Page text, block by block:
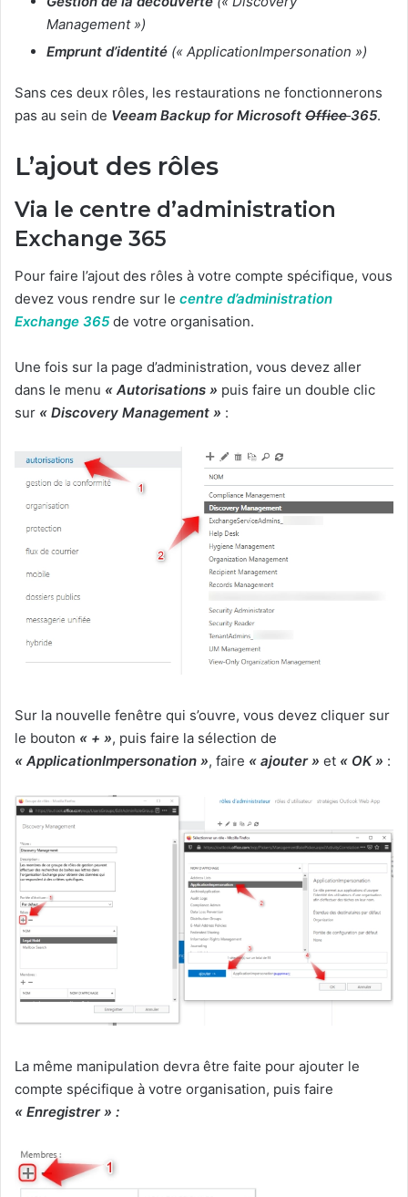
Management »)
Emprunt d’identité (« ApplicationImpersonation »)
Sans ces deux rôles, les restaurations ne fonctionnerons
pas au sein de Veeam Backup for Microsoft Office365.
L’ajout des rôles
Via le centre d’administration
Exchange 365
Pour faire l’ajout des rôles à votre compte spécifique, vous
devez vous rendre sur le centre d’administration
Exchange 365de votre organisation.
Une fois sur la page d’administration, vous devez aller
dans le menu « Autorisations » puis faire un double clic
sur « Discovery Management » :
Sur la nouvelle fenêtre qui s’ouvre, vous devez cliquer sur
le bouton « + », puis faire la sélection de
« ApplicationImpersonation », faire « ajouter » et « OK » :
La même manipulation devra être faite pour ajouter le
compte spécifique à votre organisation, puis faire
« Enregistrer » :